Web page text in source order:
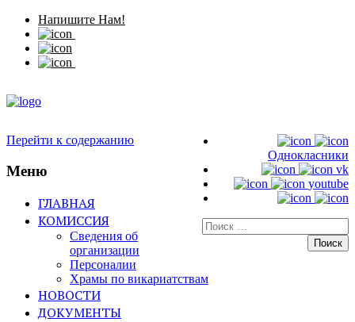
Напишите Нам!
Однокласники
vk
youtube
Искать:
Перейти к содержанию
Меню
ГЛАВНАЯ
КОМИССИЯ
Сведения об
организации
Персоналии
Храмы по викариатствам
НОВОСТИ
ДОКУМЕНТЫ